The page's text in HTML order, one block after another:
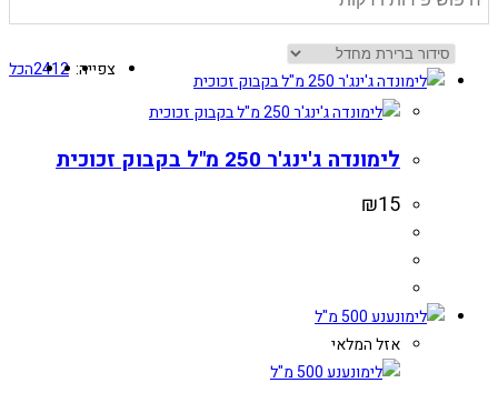
צפייה: 12
24הכל
לימונדה ג'ינג'ר 250 מ"ל בקבוק זכוכית
₪15
אזל המלאי